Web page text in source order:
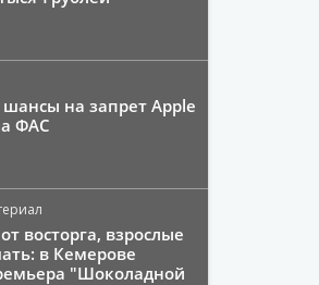
на запрет Apple
ФАС
восторга, взрослые
в Кемерове
"Шоколадной